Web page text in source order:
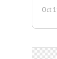
Oct